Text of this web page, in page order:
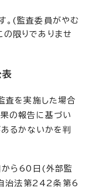
。(監査委員がやむ
の限りでありませ
査を実施した場合
の報告に基づい
るかないかを判
から60日(外部監
治法第242条第6